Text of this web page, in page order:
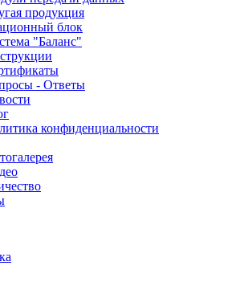
продукция
блок
"Баланс"
- Ответы
конфиденциальности